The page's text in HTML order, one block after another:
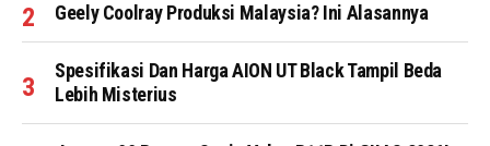
Geely Coolray Produksi Malaysia? Ini Alasannya
Spesifikasi Dan Harga AION UT Black Tampil Beda
Lebih Misterius